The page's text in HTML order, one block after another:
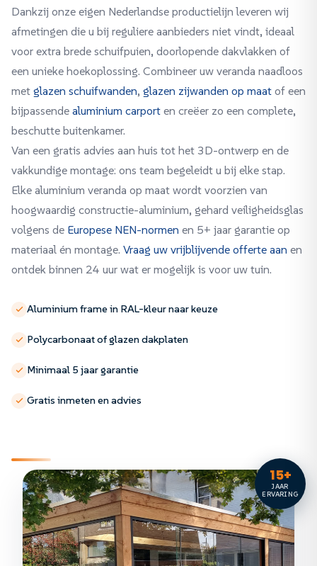
Dankzij onze eigen Nederlandse productielijn leveren wij
afmetingen die u bij reguliere aanbieders niet vindt, ideaal
voor extra brede schuifpuien, doorlopende dakvlakken of
een unieke hoekoplossing. Combineer uw veranda naadloos
metglazen schuifwanden, glazen zijwanden op maatof een
bijpassendealuminium carporten creëer zo een complete,
beschutte buitenkamer.
Van een gratis advies aan huis tot het 3D-ontwerp en de
vakkundige montage: ons team begeleidt u bij elke stap.
Elke aluminium veranda op maat wordt voorzien van
hoogwaardig constructie-aluminium, gehard veiligheidsglas
volgens de Europese NEN-normen en 5+ jaar garantie op
materiaal én montage. Vraag uw vrijblijvende offerte aan en
ontdek binnen 24 uur wat er mogelijk is voor uw tuin.
Aluminium frame in RAL-kleur naar keuze
Polycarbonaat of glazen dakplaten
Minimaal 5 jaar garantie
Gratis inmeten en advies
15+
JAAR
ERVARING